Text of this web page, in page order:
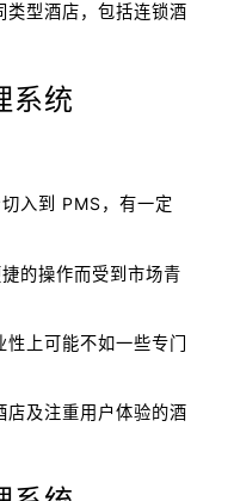
类型酒店，包括连锁酒
系统
入到 PMS，有一定
的操作而受到市场青
性上可能不如一些专门
店及注重用户体验的酒